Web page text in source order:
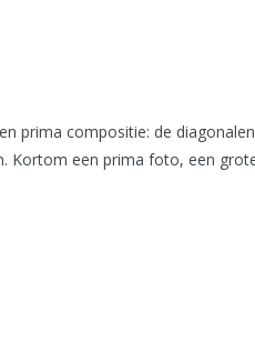
prima compositie: de
Kortom een prima foto, een